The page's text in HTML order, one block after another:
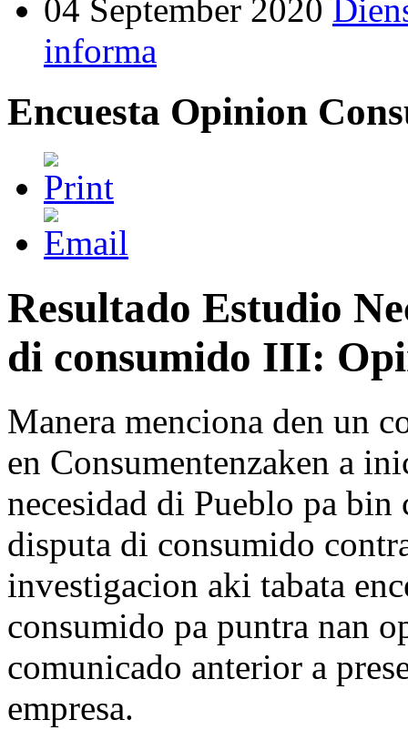
04 September 2020
informa
Encuesta Opinion
Resultado Estudio
di consumido III:
Manera menciona den un
en Consumentenzaken a
necesidad di Pueblo pa
disputa di consumido
investigacion aki tabata
consumido pa puntra nan
comunicado anterior a
empresa.